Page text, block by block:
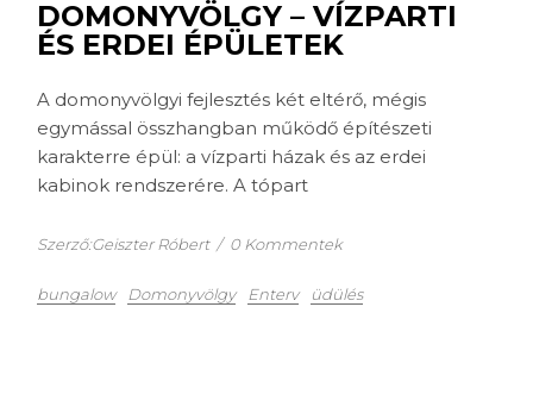
DOMONYVÖLGY – VÍZPARTI
ÉS ERDEI ÉPÜLETEK
A domonyvölgyi fejlesztés két eltérő, mégis
egymással összhangban működő építészeti
karakterre épül: a vízparti házak és az erdei
kabinok rendszerére. A tópart
Szerző:Geiszter Róbert / 0 Kommentek
bungalow Domonyvölgy Enterv üdülés